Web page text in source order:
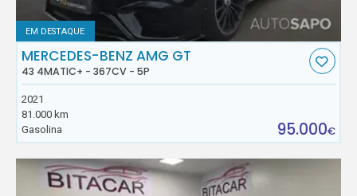
EM DESTAQUE
MERCEDES-BENZ AMG GT
43 4MATIC+ - 367CV - 5P
2021
81.000 km
Gasolina
95.000€